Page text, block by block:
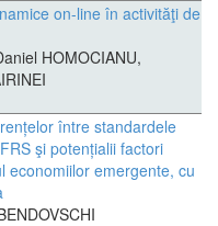
on-line în activităţi de
HOMOCIANU,
între standardele
şi potențialii factori
economiilor emergente, cu